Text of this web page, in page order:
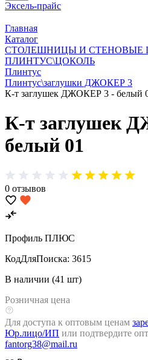
Эксель-прайс
Главная
Каталог
СТОЛЕШНИЦЫ И СТЕНОВЫЕ
ПЛИНТУС\ЦОКОЛЬ
Плинтус
Плинтус\заглушки ДЖОКЕР 3
К-т заглушек ДЖОКЕР 3 - белый
К-т заглушек
белый 01
0 отзывов
Профиль ПЛЮС
КодДляПоиска: 3615
В наличии (41 шт)
Розничная цена
Для доступа к оптовым ценам
Юр.лицо/ИП или подтвердите
fantorg38@mail.ru